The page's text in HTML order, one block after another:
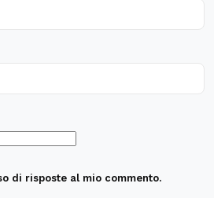
di risposte al mio commento.